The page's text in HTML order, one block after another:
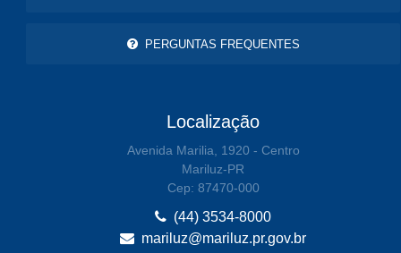
PERGUNTAS FREQUENTES
Localização
Avenida Marilia, 1920 - Centro
Mariluz-PR
Cep: 87470-000
(44) 3534-8000
mariluz@mariluz.pr.gov.br